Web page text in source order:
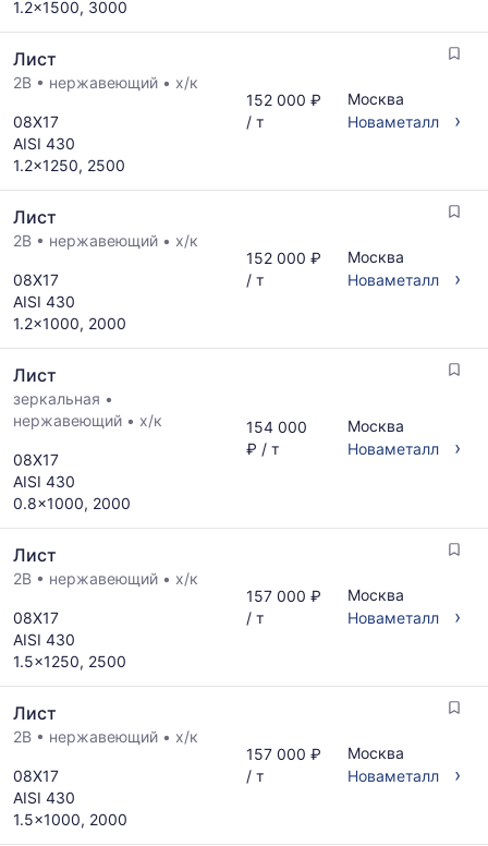
и
обновляется
по
мере
прайс-
листов.
1.2x1500, 3000
Лист
2B • нержавеющий • х/к
08Х17
AISI 430
1.2x1250, 2500
152 000 ₽
/ т
Москва
Новаметалл
›
Лист
2B • нержавеющий • х/к
08Х17
AISI 430
1.2x1000, 2000
152 000 ₽
/ т
Москва
Новаметалл
›
Лист
зеркальная •
нержавеющий • х/к
08Х17
AISI 430
0.8x1000, 2000
154 000
₽ / т
Москва
Новаметалл
›
Лист
2B • нержавеющий • х/к
08Х17
AISI 430
1.5x1250, 2500
157 000 ₽
/ т
Москва
Новаметалл
›
Лист
2B • нержавеющий • х/к
08Х17
AISI 430
1.5x1000, 2000
157 000 ₽
/ т
Москва
Новаметалл
›